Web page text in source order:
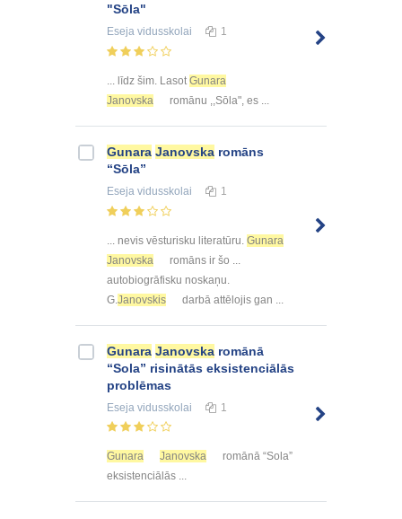
"Sōla"
Eseja vidusskolai 1
... līdz šim. Lasot Gunara
Janovska
romānu ,,Sōla", es ...
Gunara Janovska romāns
“Sōla”
Eseja vidusskolai 1
... nevis vēsturisku literatūru. Gunara
Janovska
romāns ir šo ...
autobiogrāfisku noskaņu.
G. Janovskis darbā attēlojis gan ...
Gunara Janovska romānā
“Sola” risinātās eksistenciālās
problēmas
Eseja vidusskolai 1
Gunara Janovska
romānā “Sola”
eksistenciālās ...